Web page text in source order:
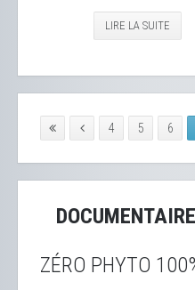
LIRE LA SUITE
4 5 6
ZÉRO PHYTO